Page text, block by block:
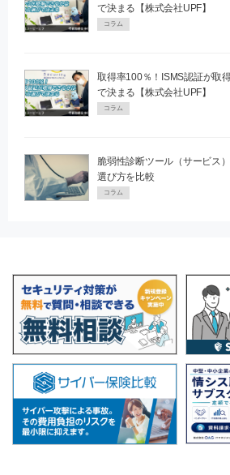
で決まる【株式会社UPF】
コラム
取得率100％！ISMS認証が取
で決まる【株式会社UPF】
コラム
脆弱性診断ツール（サービス
選び方を比較
コラム